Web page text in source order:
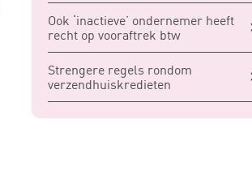
Ook ‘inactieve’ ondernemer heeft
recht op vooraftrek btw
Strengere regels rondom
verzendhuiskredieten